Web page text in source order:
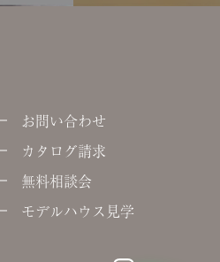
お問い合わせ
カタログ請求
無料相談会
モデルハウス見学